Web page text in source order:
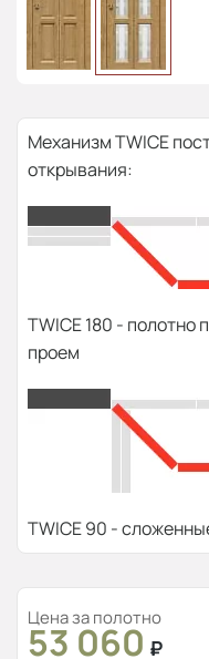
Механизм TWICE
открывания:
TWICE 180 - полотно
проем
TWICE 90 -
Цена за полотно
53 060 ₽